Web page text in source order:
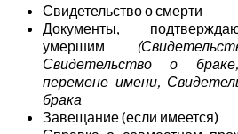
Свидетельство о смерти
Документы,
умершим
Свидетельство о
перемене имени,
брака
Завещание (если имеется)